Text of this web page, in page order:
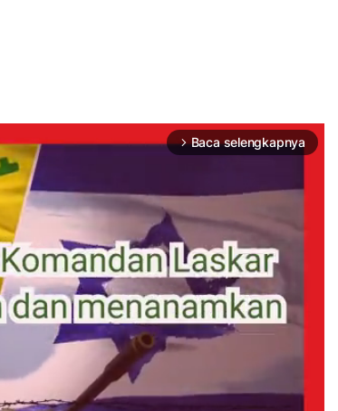
arrow_forward_ios Baca selengkapnya